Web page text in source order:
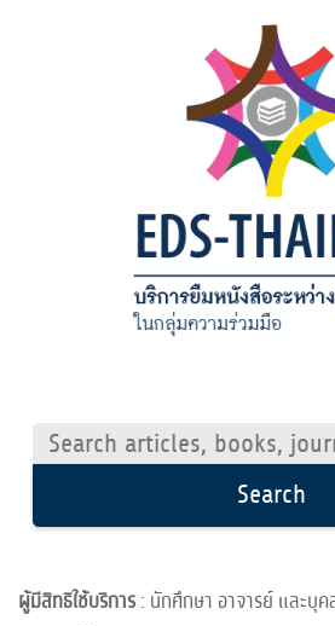
Search
books,
&
Search
ผู้มีสิทธิใช้บริการ : นักศึกษา อาจารย์ และบุ